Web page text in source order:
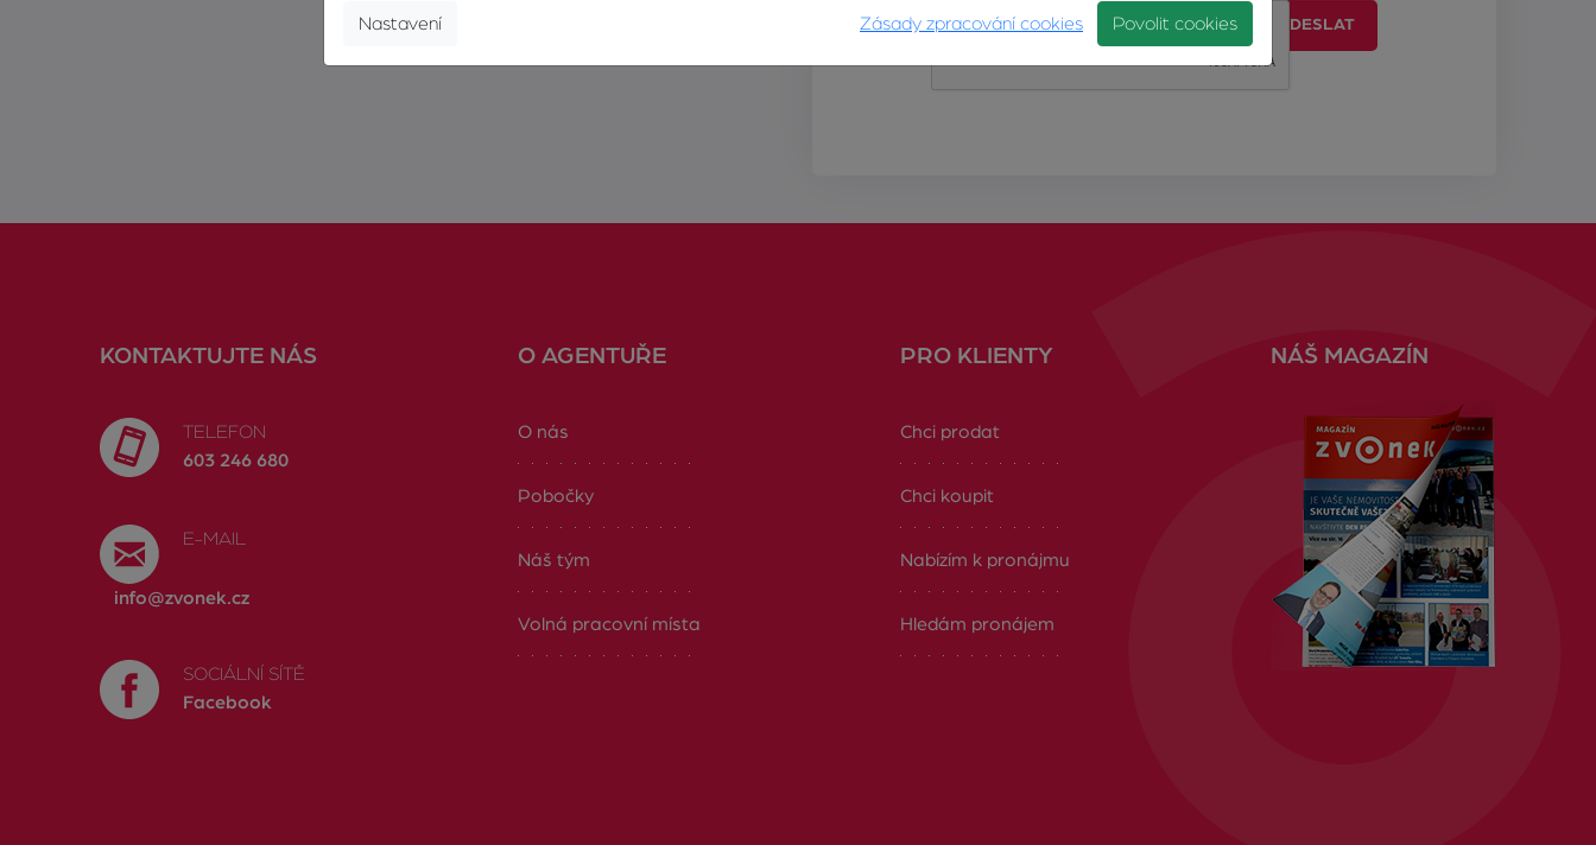
ODESLAT
KONTAKTUJTE NÁS
TELEFON
603 246 680
E-MAIL
info@zvonek.cz
SOCIÁLNÍ SÍTĚ
Facebook
O AGENTUŘE
O nás
Pobočky
Náš tým
Volná pracovní místa
PRO KLIENTY
Chci prodat
Chci koupit
Nabízím k pronájmu
Hledám pronájem
NÁŠ MAGAZÍN
Zásady zpracování cookies
Nastavení Povolit cookies